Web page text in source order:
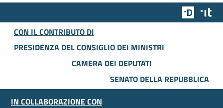
Team
CON IL CONTRIBUTO DI
PRESIDENZA DEL CONSIGLIO DEI MINISTRI
CAMERA DEI DEPUTATI
SENATO DELLA REPUBBLICA
IN COLLABORAZIONE CON